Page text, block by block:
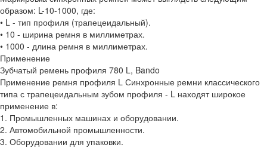
образом: L-10-1000, где:
• L - тип профиля (трапецеидальный).
• 10 - ширина ремня в миллиметрах.
• 1000 - длина ремня в миллиметрах.
Применение
Зубчатый ремень профиля 780 L, Bando
Применение ремня профиля L Синхронные ремни классического
типа с трапецеидальным зубом профиля - L находят широкое
применение в:
1. Промышленных машинах и оборудовании.
2. Автомобильной промышленности.
3. Оборудовании для упаковки.